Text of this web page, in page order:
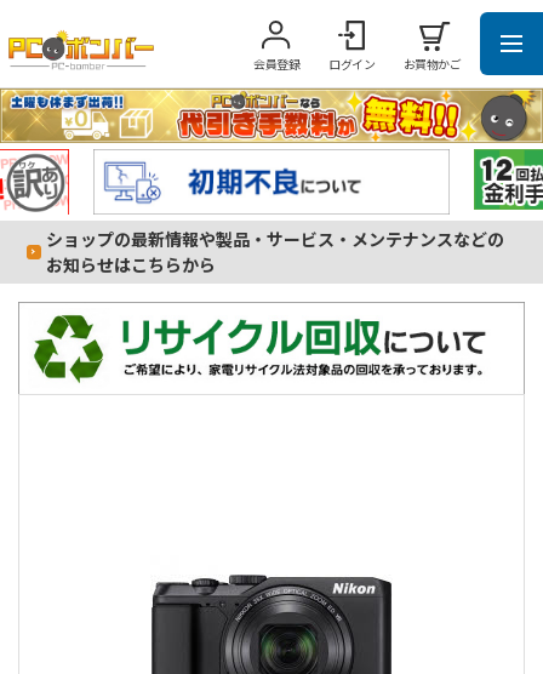
会員登録 ログイン お買物かご
ショップの最新情報や製品・サービス・メンテナンスなどの
お知らせはこちらから